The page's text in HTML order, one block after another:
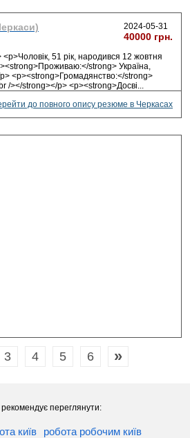
2024-05-31
40000 грн.
51 рік, народився 12 жовтня
strong> Україна,
<p><strong>Громадянство:</strong>
/></strong></p> <p><strong>Досві...
до повного опису резюме в Черкасах
3 4 5 6 »
переглянути:
київ
робота робочим київ